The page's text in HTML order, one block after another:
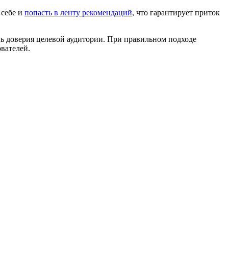
и попасть в ленту рекомендаций, что гарантирует приток
целевой аудитории. При правильном подходе